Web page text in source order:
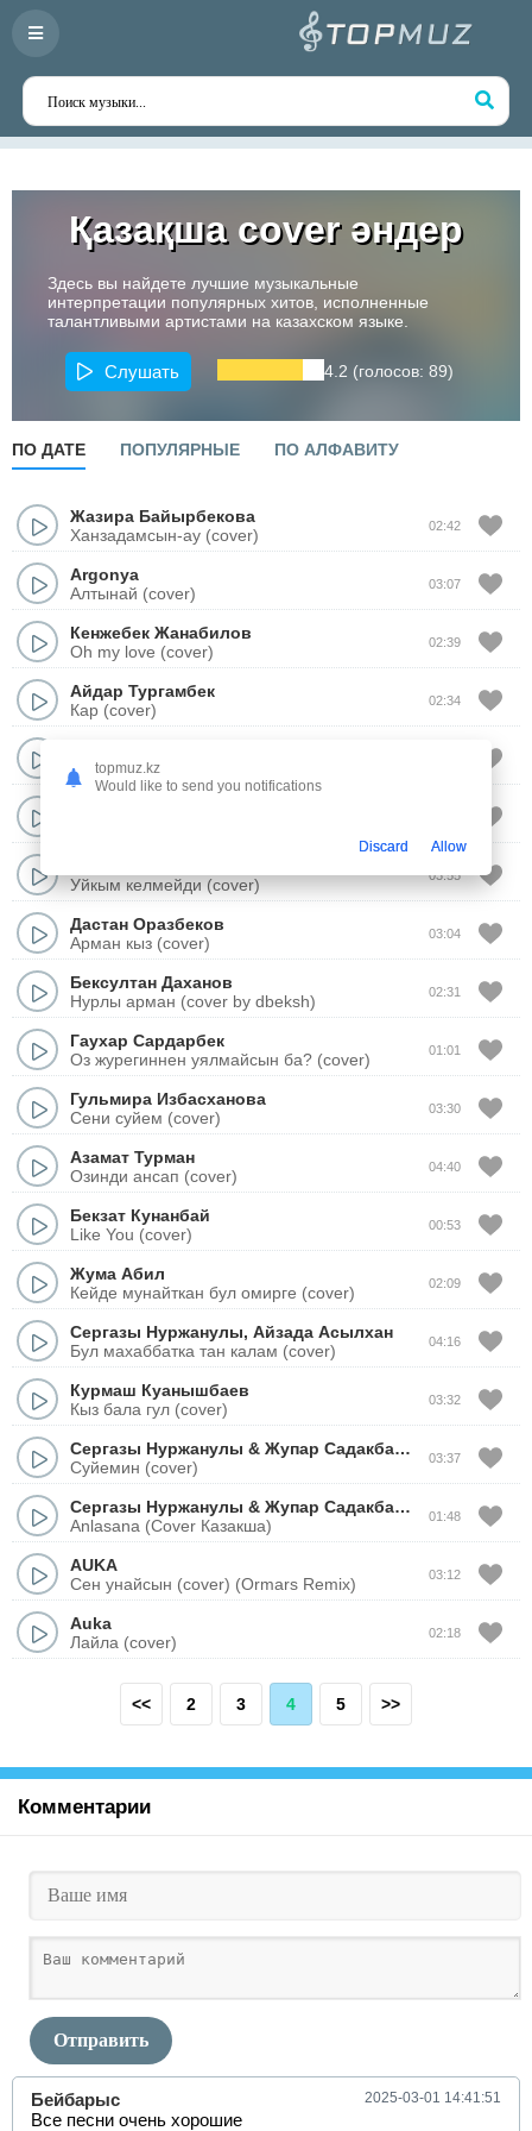
Қазақша cover әндер
Здесь вы найдете лучшие музыкальные
интерпретации популярных хитов, исполненные
талантливыми артистами на казахском языке.
Слушать 4.2 (голосов: 89)
ПО ДАТЕ ПОПУЛЯРНЫЕ ПО АЛФАВИТУ
Жазира Байырбекова
Ханзадамсын-ау (cover)
02:42
Argonya
Алтынай (cover)
03:07
Кенжебек Жанабилов
Oh my love (cover)
02:39
Айдар Тургамбек
Кар (cover)
02:34
Тамаша (cover show)
Уйкым келмейди (cover)
03:55
Дастан Оразбеков
Арман кыз (cover)
03:04
Бексултан Даханов
Нурлы арман (cover by dbeksh)
02:31
Гаухар Сардарбек
Оз журегиннен уялмайсын ба? (cover)
01:01
Гульмира Избасханова
Сени суйем (cover)
03:30
Азамат Турман
Озинди ансап (cover)
04:40
Бекзат Кунанбай
Like You (cover)
00:53
Жума Абил
Кейде мунайткан бул омирге (cover)
02:09
Сергазы Нуржанулы, Айзада Асылхан
Бул махаббатка тан калам (cover)
04:16
Курмаш Куанышбаев
Кыз бала гул (cover)
03:32
Сергазы Нуржанулы & Жупар Садакбаева
Суйемин (cover)
03:37
Сергазы Нуржанулы & Жупар Садакбаева
Anlasana (Cover Казакша)
01:48
AUKA
Сен унайсын (cover) (Ormars Remix)
03:12
Auka
Лайла (cover)
02:18
<< 2 3 4 5 >>
Комментарии
Отправить
Бейбарыс 2025-03-01 14:41:51
Все песни очень хорошие
topmuz.kz
Would like to send you notifications
Discard Allow